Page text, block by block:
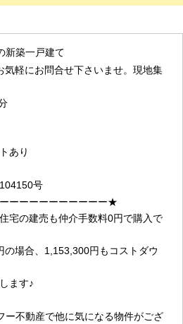
新築一戸建て
気軽にお問合せ下さいませ。現地集
あり
号
ーーーーーーーーーー★
宅の建売も仲介手数料0円で購入で
場合、1,153,300円もコストダウ
ます♪
ー不動産で他に気になる物件がござ